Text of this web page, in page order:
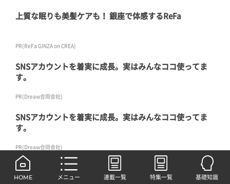
HOME メニュー 連載一覧 特集一覧 基礎知識
上質な眠りも美髪ケアも！ 銀座で体感するReFa
PR(ReFa GINZA on CREA)
SNSアカウントを着実に成長。実はみんなココ使ってま
す。
PR(Dreaw合同会社)
SNSアカウントを着実に成長。実はみんなココ使ってま
す。
PR(Dreaw合同会社)
Recommended by